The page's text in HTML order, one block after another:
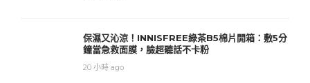
保濕又沁涼！INNISFREE綠茶B5棉片開箱：敷5分
鐘當急救面膜，臉超聽話不卡粉
20 小時 ago